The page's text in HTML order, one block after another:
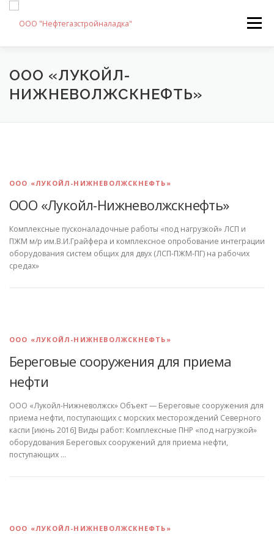
содержимому
Меню
О КОМПАНИИ ДЕЯТЕЛЬНОСТЬ
ООО «ЛУКОЙЛ-
НИЖНЕВОЛЖСКНЕФТЬ»
ООО «ЛУКОЙЛ-НИЖНЕВОЛЖСКНЕФТЬ»
ООО «Лукойл-Нижневолжскнефть»
Комплексные пусконаладочные работы «под нагрузкой» ЛСП и
ПЖМ м/р им.В.И.Грайфера и комплексное опробование интеграции
оборудования систем общих для двух (ЛСП-ПЖМ-ПГ) на рабочих
средах»
ООО «ЛУКОЙЛ-НИЖНЕВОЛЖСКНЕФТЬ»
Береговые сооружения для приема
нефти
ООО «Лукойл-Нижневолжск» Объект — Береговые сооружения для
приема нефти, поступающих с морских месторождений Северного
каспи [июнь 2016] Виды работ: Комплексные ПНР «под нагрузкой»
оборудования Береговых сооружений для приема нефти,
поступающих …
ООО «ЛУКОЙЛ-НИЖНЕВОЛЖСКНЕФТЬ»